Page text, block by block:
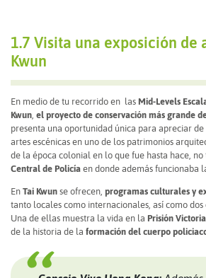
1.7 Visita una exposición de
Kwun
En medio de tu recorrido en las Mid-Levels
Kwun el proyecto de conservación más grande
presenta una oportunidad única para apreciar
artes escénicas en uno de los patrimonios
de la época colonial en lo que fue hasta hace, no
Central de Policía en donde además funcionaba
En Tai Kwun se ofrecen, programas culturales y
tanto locales como internacionales, así como dos
Una de ellas muestra la vida en la Prisión Victoria
de la historia de la formación del cuerpo